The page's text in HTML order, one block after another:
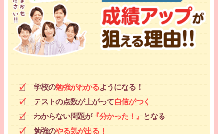
学校の勉強がわかるようになる！
テストの点数が上がって自信がつく
わからない問題が『分かった！』 となる
勉強のやる気が出る！